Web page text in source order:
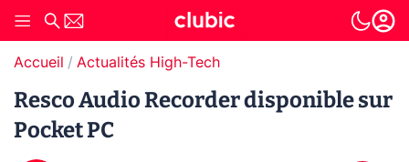
Accueil Actualités High-Tech
Resco Audio Recorder disponible sur
Pocket PC